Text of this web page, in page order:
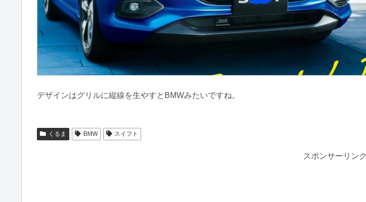
デザインはグリルに縦線を生やすとBMWみたいですね。
くるま BMW スイフト
スポンサーリンク